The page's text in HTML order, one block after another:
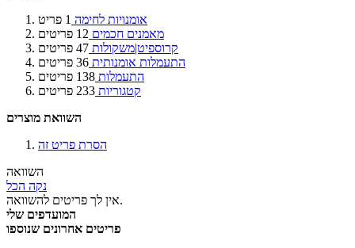
אומנויות לחימה 1 פריט
מאמנים חכמים 12 פריטים
קרוספיט|משקולות 47 פריטים
התעמלות אומנותית 36 פריטים
התעמלות 138 פריטים
קטגוריות 233 פריטים
השוואת מוצרים
הסרת פריט זה
השוואה
נקה הכל
אין לך פריטים להשוואה.
המועדפים שלי
פריטים אחרונים שנוספו